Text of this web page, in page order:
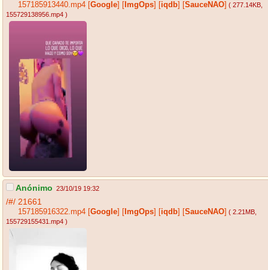
157185913440.mp4 Google ImgOps iqdb SauceNAO ( 277.14KB,
155729138956.mp4 )
Anónimo 23/10/19 19:32
/#/ 21661
157185916322.mp4 Google ImgOps iqdb SauceNAO ( 2.21MB,
155729155431.mp4 )